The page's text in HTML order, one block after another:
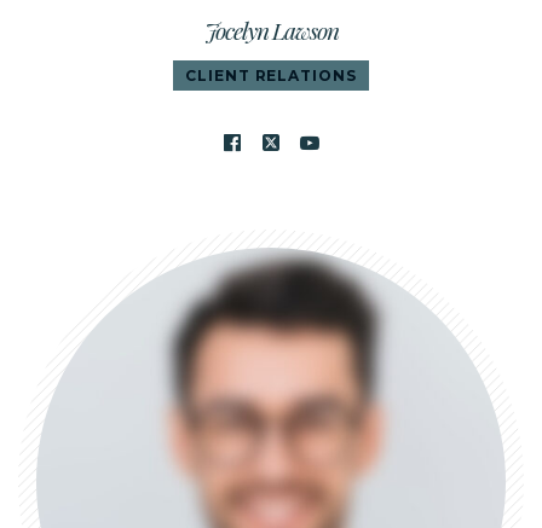
Jocelyn Lawson
CLIENT RELATIONS